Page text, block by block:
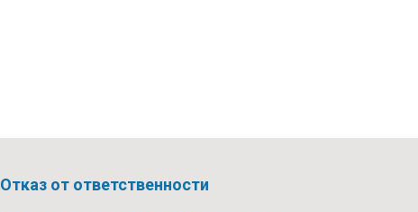
Отказ от ответственности